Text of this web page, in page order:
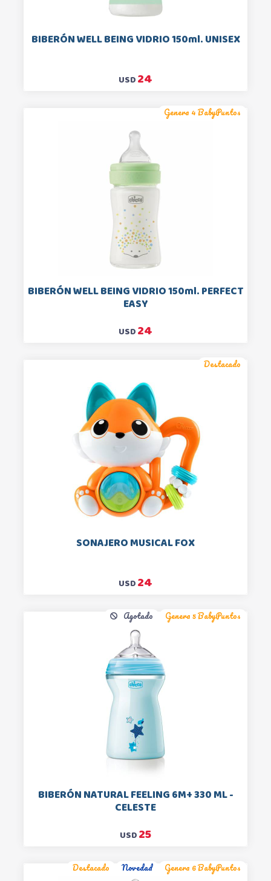
BIBERÓN WELL BEING VIDRIO 150ml. UNISEX
USD24
Genera 4 BabyPuntos
BIBERÓN WELL BEING VIDRIO 150ml. PERFECT
EASY
USD24
Destacado
SONAJERO MUSICAL FOX
USD24
Agotado Genera 5 BabyPuntos
BIBERÓN NATURAL FEELING 6M+ 330 ML -
CELESTE
USD25
Destacado Novedad Genera 6 BabyPuntos